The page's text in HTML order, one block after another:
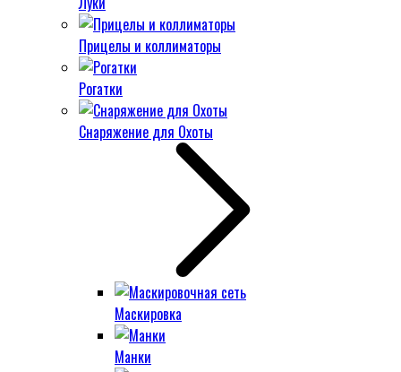
Прицелы и коллиматоры
Рогатки
Снаряжение для Охоты
Маскировка
Манки